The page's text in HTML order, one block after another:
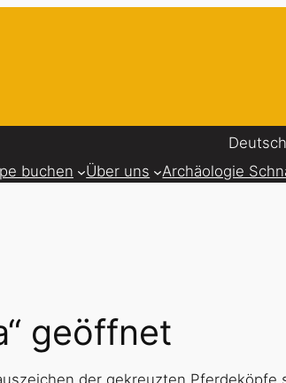
Deutsch
buchen Über uns Archäologie
geöffnet